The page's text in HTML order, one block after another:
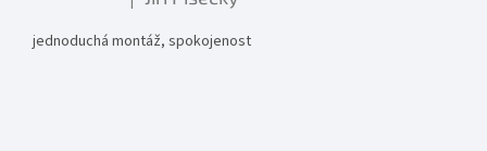
Hodnocení produktu je 5 z 5 hvězdiček.
jednoduchá montáž, spokojenost